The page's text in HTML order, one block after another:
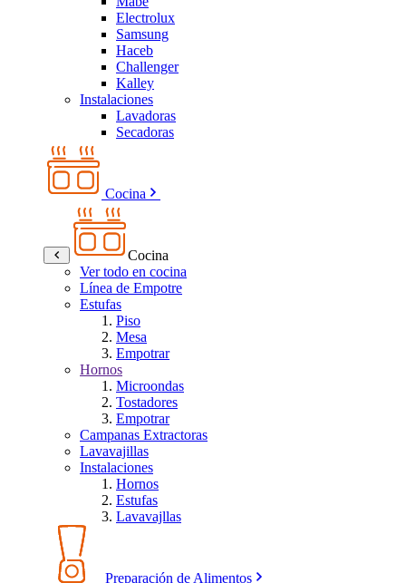
Electrolux
Samsung
Haceb
Challenger
Kalley
Instalaciones
Lavadoras
Secadoras
Cocina
Cocina
Ver todo en cocina
Línea de Empotre
Estufas
Piso
Mesa
Empotrar
Hornos
Microondas
Tostadores
Empotrar
Campanas Extractoras
Lavavajillas
Instalaciones
Hornos
Estufas
Lavavajllas
Preparación de Alimentos